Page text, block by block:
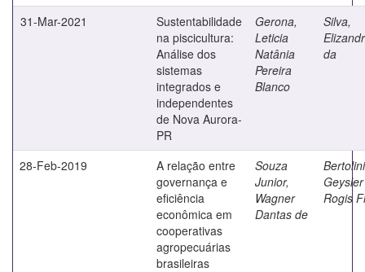
31-Mar-2021
Sustentabilidade
na piscicultura:
Análise dos
sistemas
integrados e
independentes
de Nova Aurora-
PR
Gerona,
Leticia
Natânia
Pereira
Blanco
Silva,
da
28-Feb-2019
A relação entre
governança e
eficiência
econômica em
cooperativas
agropecuárias
brasileiras
Souza
Junior,
Wagner
Dantas de
Geysler
Rogis